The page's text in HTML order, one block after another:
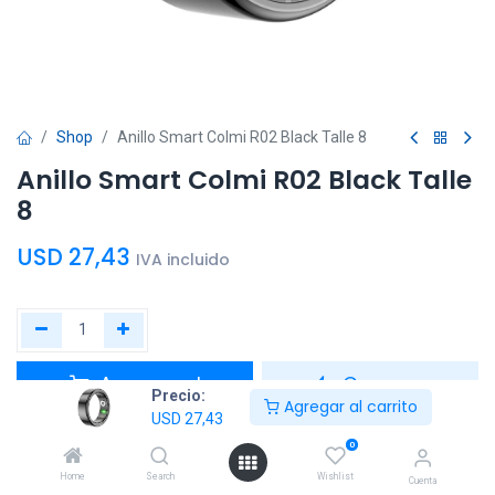
Precio:
USD 27,43
Agregar al carrito
Home Search
0
Wishlist Cuenta
Shop Anillo Smart Colmi R02 Black Talle 8
Anillo Smart Colmi R02 Black Talle
8
USD 27,43 IVA incluido
Agregar al
carrito
Comprar
ahora
Agregar a la lista de deseos